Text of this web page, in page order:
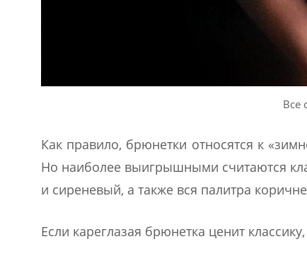
Все
Как правило, брюнетки относятся к
Но наиболее выигрышными считаются
и сиреневый, а также вся палитра
Если кареглазая брюнетка ценит